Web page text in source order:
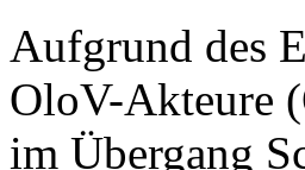
Aufgrund des
OloV-Akteure
im Übergang